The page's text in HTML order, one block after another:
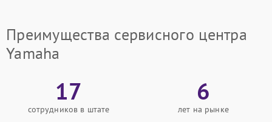
Преимущества сервисного центра
Yamaha
17
сотрудников в штате
6
лет на рынке